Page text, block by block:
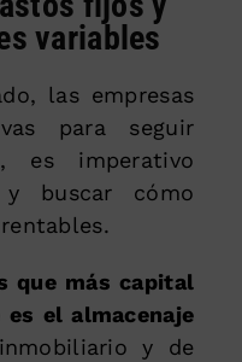
variables
las empresas
para seguir
es imperativo
buscar cómo
que más capital
el almacenaje
y de